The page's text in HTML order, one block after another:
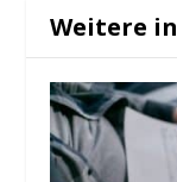
Weitere